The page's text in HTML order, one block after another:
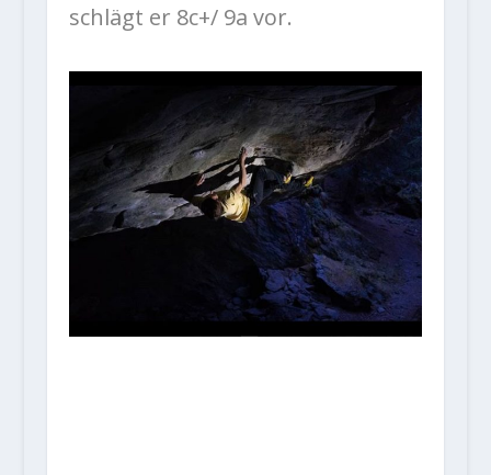
schlägt er 8c+/ 9a vor.